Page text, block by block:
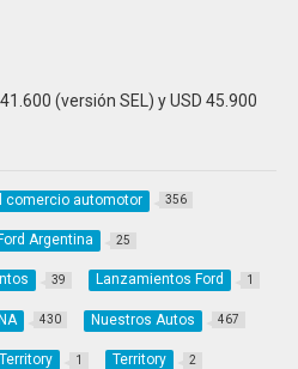
(versión SEL) y USD 45.900
comercio automotor 356
Ford Argentina 25
39 Lanzamientos Ford 1
430 Nuestros Autos 467
1 Territory 2